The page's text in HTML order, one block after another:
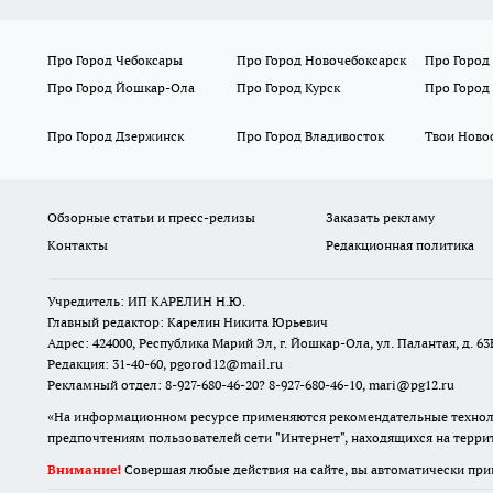
Про Город Чебоксары Про Город Новочебоксарск Про Город
Про Город Йошкар-Ола
Про Город Курск Про
Про Город Дзержинск
Про Город Владивосток Твои
Обзорные статьи и пресс-релизы Заказать рекламу
Контакты
Редакционная политика
Учредитель: ИП КАРЕЛИН Н.Ю.
Главный редактор: Карелин Никита Юрьевич
Адрес: 424000, Республика Марий Эл, г. Йошкар-Ола, ул. Палантая, д.
Редакция: 31-40-60, pgorod12@mail.ru
Рекламный отдел: 8-927-680-46-20? 8-927-680-46-10, mari@pg12.ru
«На информационном ресурсе применяются рекомендательные
предпочтениям пользователей сети "Интернет", находящихся на
Внимание! Совершая любые действия на сайте, вы автоматически